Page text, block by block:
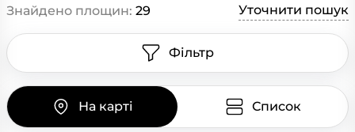
Знайдено площин: 29 Уточнити пошук
Фільтр
На карті Список